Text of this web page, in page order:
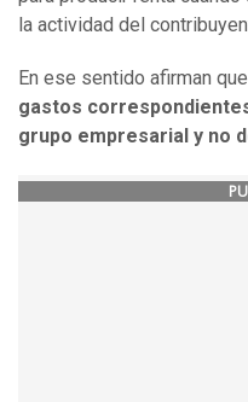
la actividad del
En ese sentido afirman
gastos
grupo empresarial y no